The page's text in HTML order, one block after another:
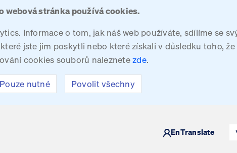
webová stránka používá cookies.
Informace o tom, jak náš web používáte, sdílíme se
jste jim poskytli nebo které získali v důsledku toho,
cookies souborů naleznetezde.
Pouze nutné Povolit všechny
EnTranslate